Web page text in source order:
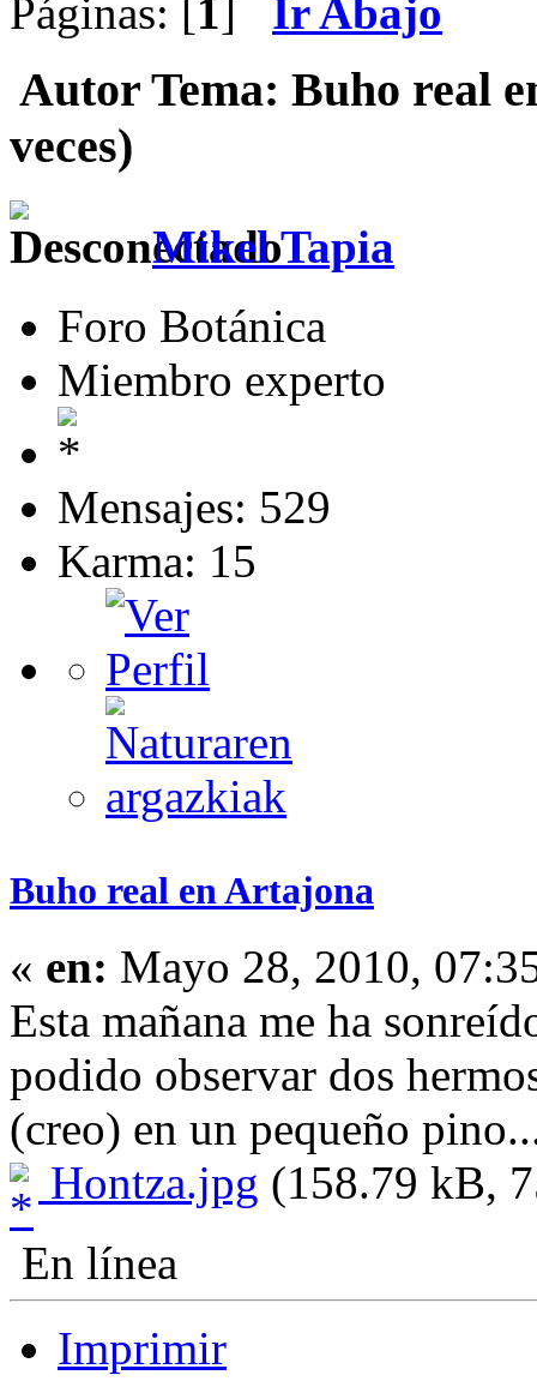
Páginas: [1] Ir Abajo
Autor Tema: Buho real
veces)
Mikel Tapia
Foro Botánica
Miembro experto
Mensajes: 529
Karma: 15
Buho real en Artajona
« en: Mayo 28, 2010,
Esta mañana me ha
podido observar dos
(creo) en un pequeño
Hontza.jpg (158.79 kB,
En línea
Imprimir